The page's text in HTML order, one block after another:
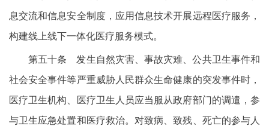
息交流和信息安全制度，应用信息技术开展远程医疗服务，
构建线上线下一体化医疗服务模式。
第五十条 发生自然灾害、事故灾难、公共卫生事件和
社会安全事件等严重威胁人民群众生命健康的突发事件时，
医疗卫生机构、医疗卫生人员应当服从政府部门的调遣，参
与卫生应急处置和医疗救治。对致病、致残、死亡的参与人